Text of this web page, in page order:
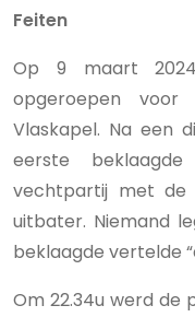
Feiten
Op 9 maart
opgeroepen
Vlaskapel. Na een
eerste
vechtpartij met de
uitbater. Niemand
beklaagde vertelde
Om 22.34u werd de